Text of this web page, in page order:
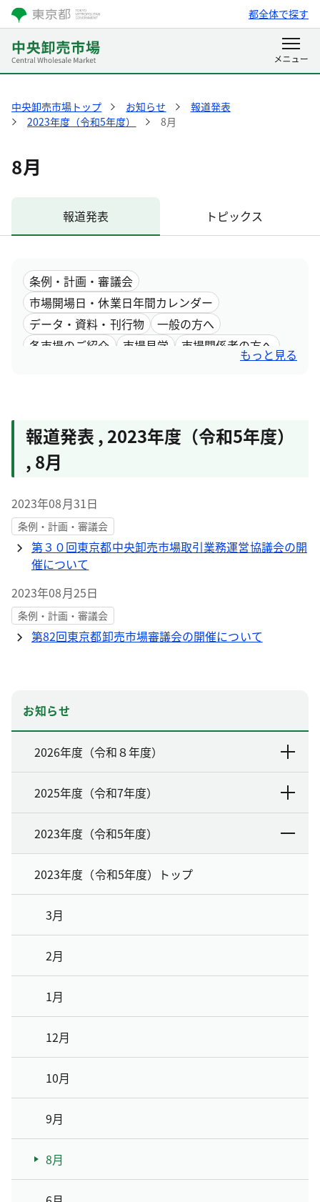
都全体で探す
中央卸売市場トップ お知らせ
報道発表
2023年度（令和5年度）
8月
8月
報道発表 トピックス
条例・計画・審議会
市場開場日・休業日年間カレンダー
データ・資料・刊行物
一般の方へ
各市場のご紹介
市場見学
市場関係者の方へ
もっと見る
報道発表 , 2023年度（令和5年度）
, 8月
2023年08月31日
条例・計画・審議会
第３０回東京都中央卸売市場取引業務運営協議会の開
催について
2023年08月25日
条例・計画・審議会
第82回東京都卸売市場審議会の開催について
お知らせ
2026年度（令和８年度）
2025年度（令和7年度）
2023年度（令和5年度）
2023年度（令和5年度）トップ
3月
2月
1月
12月
10月
9月
8月